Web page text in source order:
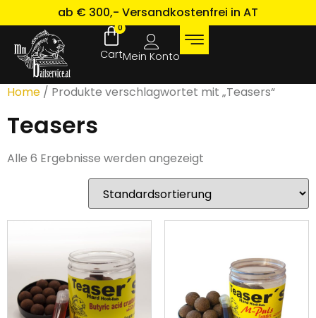
ab € 300,- Versandkostenfrei in AT
0
Mein Konto
Home / Produkte verschlagwortet mit „Teasers“
Teasers
Alle 6 Ergebnisse werden angezeigt